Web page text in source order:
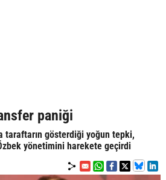
paniği
taraftarın gösterdiği yoğun tepki,
yönetimini harekete geçirdi